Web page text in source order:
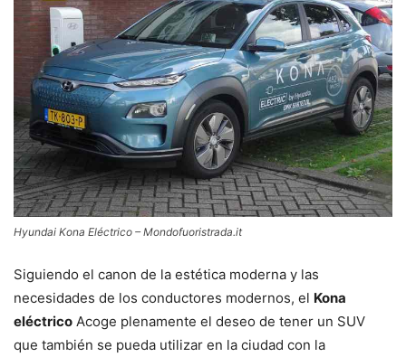
Hyundai Kona Eléctrico – Mondofuoristrada.it
Siguiendo el canon de la estética moderna y las
necesidades de los conductores modernos, el Kona
eléctrico Acoge plenamente el deseo de tener un SUV
que también se pueda utilizar en la ciudad con la